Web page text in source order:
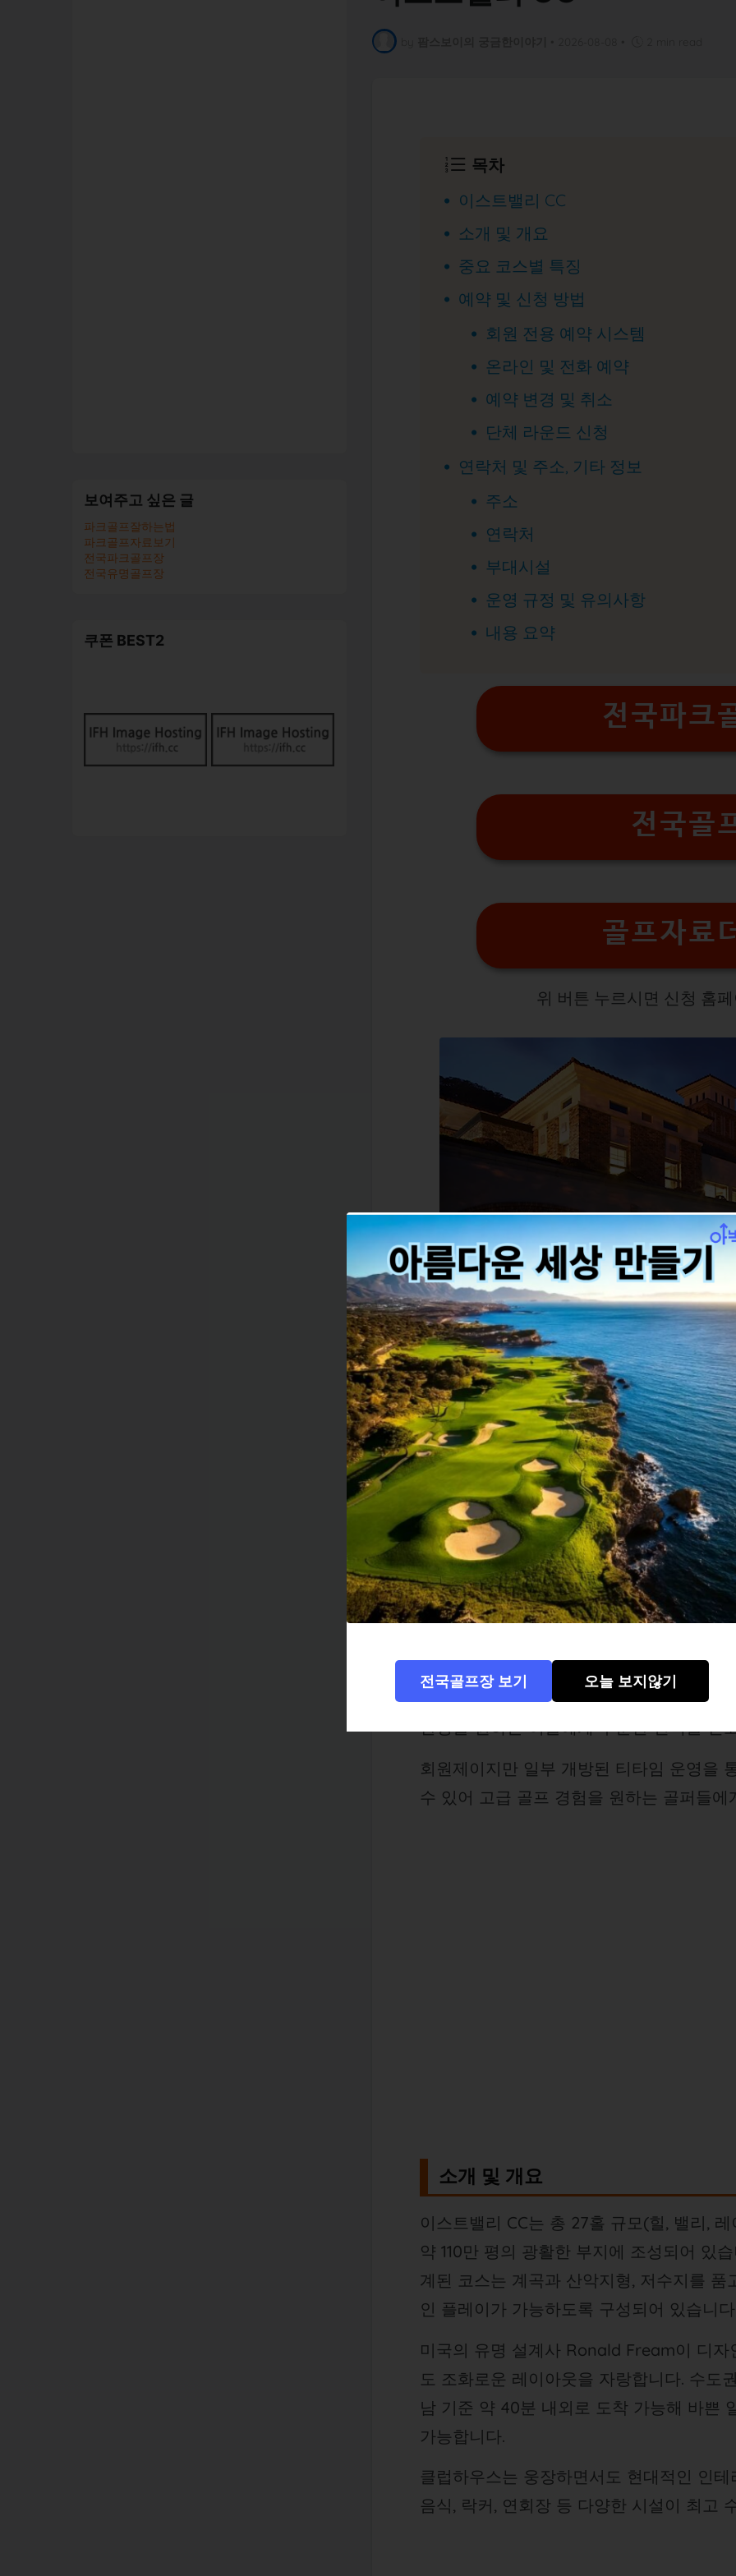
목차
이스트밸리 CC
소개 및 개요
중요 코스별 특징
예약 및 신청 방법
회원 전용 예약 시스템
온라인 및 전화 예약
예약 변경 및 취소
단체 라운드 신청
연락처 및 주소, 기타 정보
주소
연락처
부대시설
운영 규정 및 유의사항
내용 요약
전국파크
전국골
골프자료
위 버튼 누르시면 신청 홈
이스트밸리 CC
이스트밸리 컨트리클럽은 경기도 광주시
프장으로, 수도권과 가까우면서도 천혜의
평가받습니다.
2001년 개장 이후 국내 최고의 명문 골프장
시작’이라는 모토에 걸맞게, 코스 품질, 클
든 요소가 높은 수준에서 관리되고 있으며
환경을 원하는 이들에게 꾸준한 선택을 받
회원제이지만 일부 개방된 티타임 운영을
수 있어 고급 골프 경험을 원하는 골퍼들
소개 및 개요
이스트밸리 CC는 총 27홀 규모(힐, 밸리,
약 110만 평의 광활한 부지에 조성되어 있
계된 코스는 계곡과 산악지형, 저수지를
인 플레이가 가능하도록 구성되어 있습니
미국의 유명 설계사 Ronald Fream이 디
도 조화로운 레이아웃을 자랑합니다. 수도
남 기준 약 40분 내외로 도착 가능해 바쁜
가능합니다.
클럽하우스는 웅장하면서도 현대적인 인
음식, 락커, 연회장 등 다양한 시설이 최고
전국골프장 보기 오늘 보지않기
보여주고 싶은 글
파크골프잘하는법
파크골프자료보기
전국파크골프장
전국유명골프장
쿠폰 BEST2